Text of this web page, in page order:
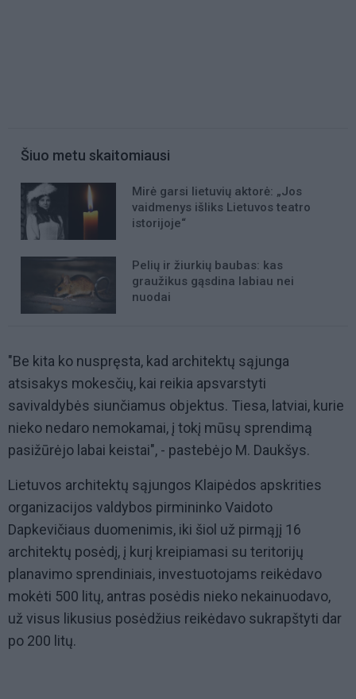
Šiuo metu skaitomiausi
Mirė garsi lietuvių aktorė: „Jos
vaidmenys išliks Lietuvos teatro
istorijoje“
Pelių ir žiurkių baubas: kas
graužikus gąsdina labiau nei
nuodai
"Be kita ko nuspręsta, kad architektų sąjunga
atsisakys mokesčių, kai reikia apsvarstyti
savivaldybės siunčiamus objektus. Tiesa, latviai, kurie
nieko nedaro nemokamai, į tokį mūsų sprendimą
pasižūrėjo labai keistai", - pastebėjo M. Daukšys.
Lietuvos architektų sąjungos Klaipėdos apskrities
organizacijos valdybos pirmininko Vaidoto
Dapkevičiaus duomenimis, iki šiol už pirmąjį 16
architektų posėdį, į kurį kreipiamasi su teritorijų
planavimo sprendiniais, investuotojams reikėdavo
mokėti 500 litų, antras posėdis nieko nekainuodavo,
už visus likusius posėdžius reikėdavo sukrapštyti dar
po 200 litų.